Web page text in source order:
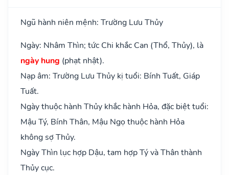
Ngũ hành niên mệnh: Trường Lưu Thủy
Ngày: Nhâm Thìn; tức Chi khắc Can (Thổ, Thủy), là
ngày hung (phạt nhật).
Nạp âm: Trường Lưu Thủy kị tuổi: Bính Tuất, Giáp
Tuất.
Ngày thuộc hành Thủy khắc hành Hỏa, đặc biệt tuổi:
Mậu Tý, Bính Thân, Mậu Ngọ thuộc hành Hỏa
không sợ Thủy.
Ngày Thìn lục hợp Dậu, tam hợp Tý và Thân thành
Thủy cục.